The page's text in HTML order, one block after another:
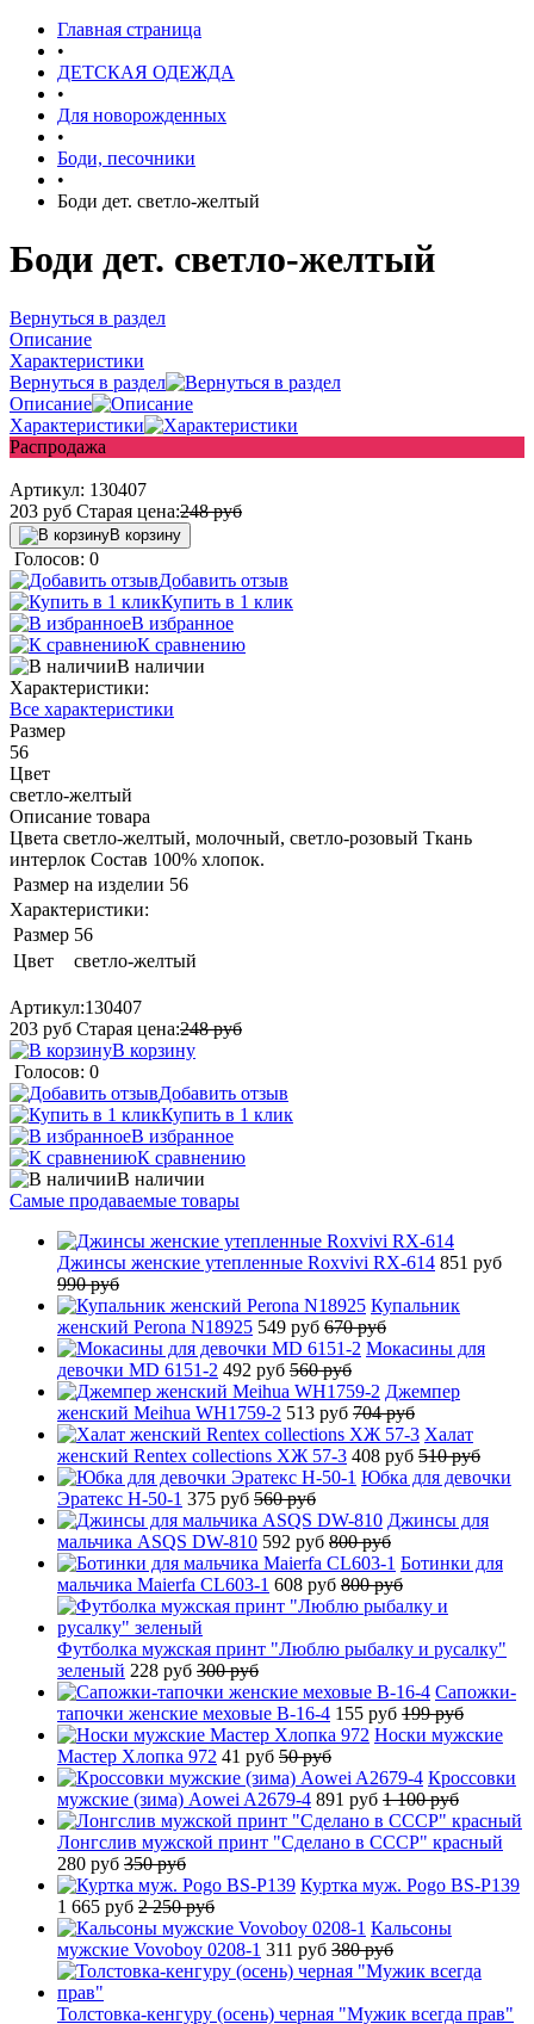
Главная страница
•
ДЕТСКАЯ ОДЕЖДА
•
Для новорожденных
•
Боди, песочники
•
Боди дет. светло-желтый
Боди дет. светло-желтый
Вернуться в раздел
Описание
Характеристики
Вернуться в раздел
Описание
Характеристики
Распродажа
Артикул: 130407
203 руб Старая цена:248руб
В корзину
Голосов: 0
Добавить отзыв
Купить в 1 клик
В избранное
К сравнению
В наличии
Характеристики:
Все характеристики
Размер
56
Цвет
светло-желтый
Описание товара
Цвета светло-желтый, молочный, светло-розовый Ткань
интерлок Состав 100% хлопок.
Размер на изделии 56
Характеристики:
Размер 56
Цвет
светло-желтый
Артикул:130407
203 руб Старая цена:248руб
В корзину
Голосов: 0
Добавить отзыв
Купить в 1 клик
В избранное
К сравнению
В наличии
Самые продаваемые товары
Джинсы женские утепленные Roxvivi RX-614 851 руб
990 руб
Купальник
женский Perona N18925 549 руб 670 руб
Мокасины для
девочки MD 6151-2 492 руб 560 руб
Джемпер
женский Meihua WH1759-2 513 руб 704 руб
Халат
женский Rentex collections ХЖ 57-3 408 руб 510 руб
Юбка для девочки
Эратекс H-50-1 375 руб 560 руб
Джинсы для
мальчика ASQS DW-810 592 руб 800 руб
Ботинки для
мальчика Maierfa CL603-1 608 руб 800 руб
Футболка мужская принт "Люблю рыбалку и русалку"
зеленый 228 руб 300 руб
Сапожки-
тапочки женские меховые B-16-4 155 руб 199 руб
Носки мужские
Мастер Хлопка 972 41 руб 50 руб
Кроссовки
мужские (зима) Aowei A2679-4 891 руб 1 100 руб
Лонгслив мужской принт "Сделано в СССР" красный
280 руб 350 руб
Куртка муж. Pogo BS-P139
1 665 руб 2 250 руб
Кальсоны
мужские Vovoboy 0208-1 311 руб 380 руб
Толстовка-кенгуру (осень) черная "Мужик всегда прав"